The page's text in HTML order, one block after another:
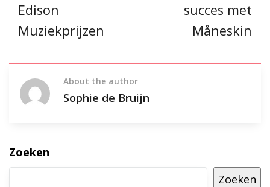
Edison
Muziekprijzen
succes met
Måneskin
About the author
Sophie de Bruijn
Zoeken
Zoeken